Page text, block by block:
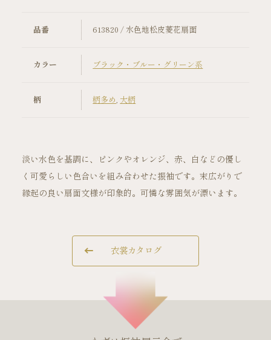
コーディネート小物
成人式当日の過ごし方
成人式中止時の対応
ご試着・見学予約
お問い合わせ
品番 613820 / 水色地松皮菱花扇面
カラー ブラック・ブルー・グリーン系
柄 柄多め 大柄
淡い水色を基調に、ピンクやオレンジ、赤、白などの優し
く可愛らしい色合いを組み合わせた振袖です。末広がりで
縁起の良い扇面文様が印象的。可憐な雰囲気が漂います。
衣裳カタログ